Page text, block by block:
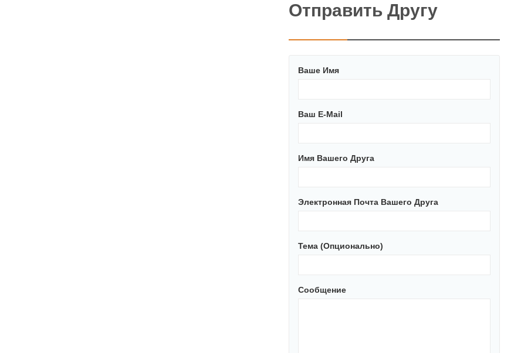
Отправить Другу
Ваше Имя
Ваш E-Mail
Имя Вашего Друга
Электронная Почта Вашего Друга
Тема (опционально)
Сообщение